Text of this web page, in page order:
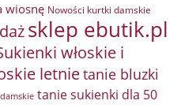
wiosnę Nowości kurtki damskie
sklep ebutik.pl
włoskie i
letnietanie bluzki
tanie sukienki dla 50